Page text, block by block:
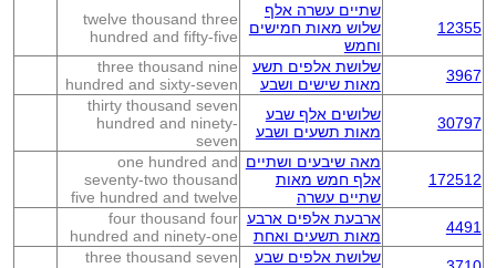
12355
שתיים עשרה אלף
שלוש מאות חמישים
וחמש
twelve thousand three
hundred and fifty-five
3967
שלושת אלפים תשע
מאות שישים ושבע
three thousand nine
hundred and sixty-seven
30797
שלושים אלף שבע
מאות תשעים ושבע
thirty thousand seven
hundred and ninety-
seven
172512
מאה שיבעים ושתיים
אלף חמש מאות
שתיים עשרה
one hundred and
seventy-two thousand
five hundred and twelve
4491
ארבעת אלפים ארבע
מאות תשעים ואחת
four thousand four
hundred and ninety-one
שלושת אלפים שבע
three thousand seven